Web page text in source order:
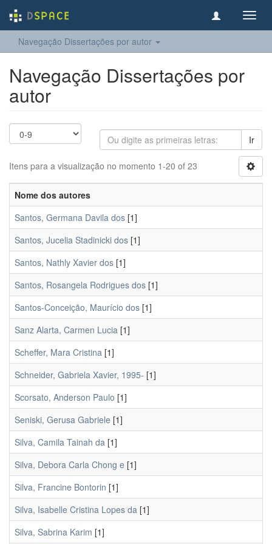
Navegação Dissertações por autor
Navegação Dissertações por
autor
Ir
Itens para a visualização no momento 1-20 of 23
Nome dos autores
Santos, Germana Davila dos [1]
Santos, Jucelia Stadinicki dos [1]
Santos, Nathly Xavier dos [1]
Santos, Rosangela Rodrigues dos [1]
Santos-Conceição, Maurício dos [1]
Sanz Alarta, Carmen Lucia [1]
Scheffer, Mara Cristina [1]
Schneider, Gabriela Xavier, 1995- [1]
Scorsato, Anderson Paulo [1]
Seniski, Gerusa Gabriele [1]
Silva, Camila Tainah da [1]
Silva, Debora Carla Chong e [1]
Silva, Francine Bontorin [1]
Silva, Isabelle Cristina Lopes da [1]
Silva, Sabrina Karim [1]